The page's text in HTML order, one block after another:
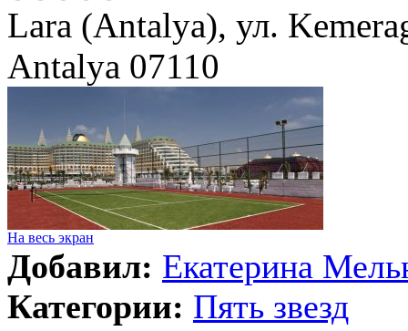
Lara (Antalya), ул.
Antalya 07110
На весь экран
Добавил: Екатерина
Категории: Пять звезд